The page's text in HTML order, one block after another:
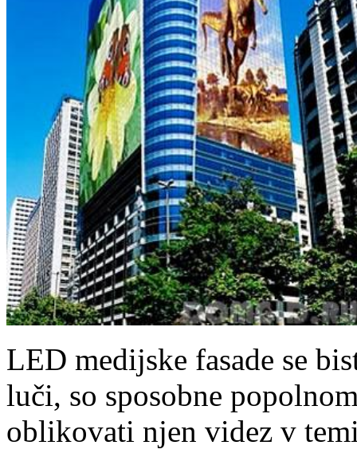
LED medijske fasade se
luči, so sposobne
oblikovati njen videz v